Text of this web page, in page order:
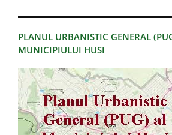
PLANUL URBANISTIC GENERAL
MUNICIPIULUI HUSI